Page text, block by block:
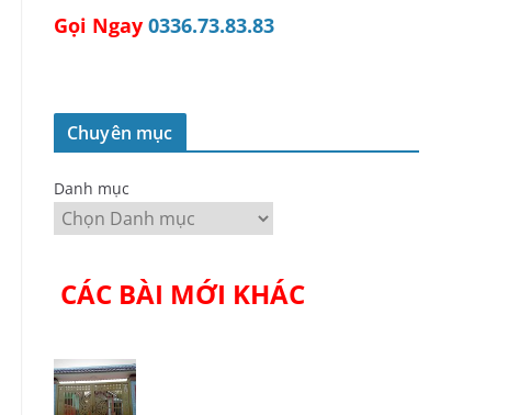
Gọi Ngay 0336.73.83.83
Chuyên mục
Danh mục
CÁC BÀI MỚI KHÁC